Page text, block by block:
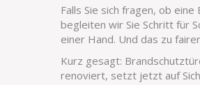
Falls Sie sich fragen, ob
begleiten wir Sie Schritt für
einer Hand. Und das zu
Kurz gesagt:
renoviert, setzt jetzt auf